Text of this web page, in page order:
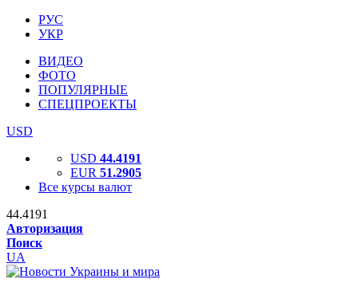
РУС
УКР
ВИДЕО
ФОТО
ПОПУЛЯРНЫЕ
СПЕЦПРОЕКТЫ
USD
USD 44.4191
EUR 51.2905
Все курсы валют
44.4191
Авторизация
Поиск
UA